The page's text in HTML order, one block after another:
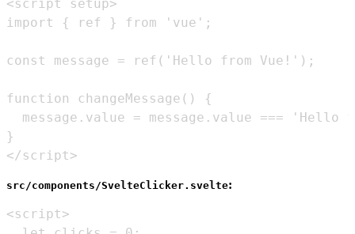
</script>
src/components/SvelteClicker.svelte: